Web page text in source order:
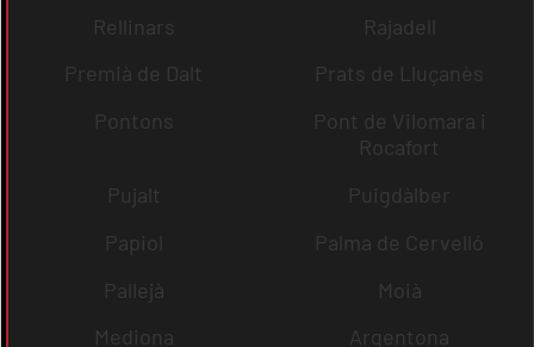
Rellinars
Rajadell
Premià de Dalt
Prats de Lluçanès
Pontons
Pont de Vilomara i
Rocafort
Pujalt
Puigdàlber
Papiol
Palma de Cervelló
Pallejà
Moià
Mediona
Argentona